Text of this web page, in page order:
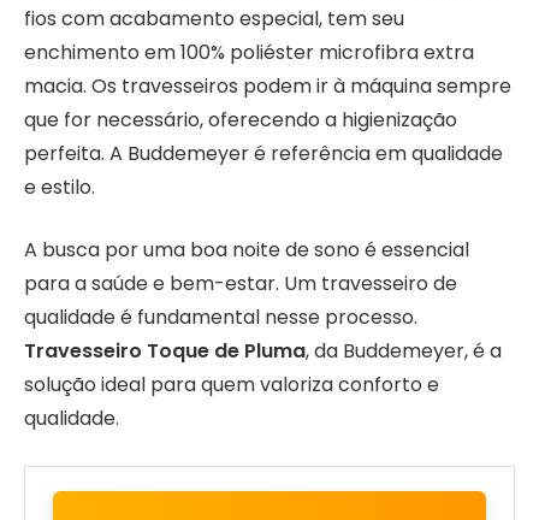
fios com acabamento especial, tem seu
enchimento em 100% poliéster microfibra extra
macia. Os travesseiros podem ir à máquina sempre
que for necessário, oferecendo a higienização
perfeita. A Buddemeyer é referência em qualidade
e estilo.
A busca por uma boa noite de sono é essencial
para a saúde e bem-estar. Um travesseiro de
qualidade é fundamental nesse processo.
Travesseiro Toque de Pluma, da Buddemeyer, é a
solução ideal para quem valoriza conforto e
qualidade.